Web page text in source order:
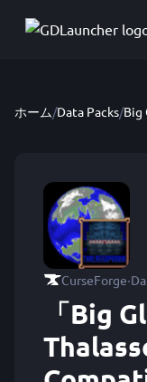
ホーム/Data Packs/
CurseForge·
「Big